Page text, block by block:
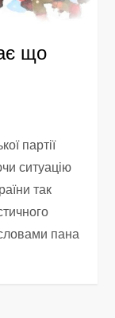
що
партії
ситуацію
так
пана